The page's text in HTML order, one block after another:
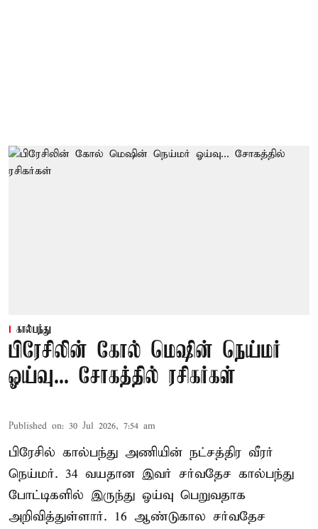
கால்பந்து
பிரேசிலின் கோல் மெஷின் நெய்மர்
ஓய்வு... சோகத்தில் ரசிகர்கள்
Published on: 30 Jul 2026, 7:54 am
பிரேசில் கால்பந்து அணியின் நட்சத்திர வீரர்
நெய்மர். 34 வயதான இவர் சர்வதேச கால்பந்து
போட்டிகளில் இருந்து ஓய்வு பெறுவதாக
அறிவித்துள்ளார். 16 ஆண்டுகால சர்வதேச